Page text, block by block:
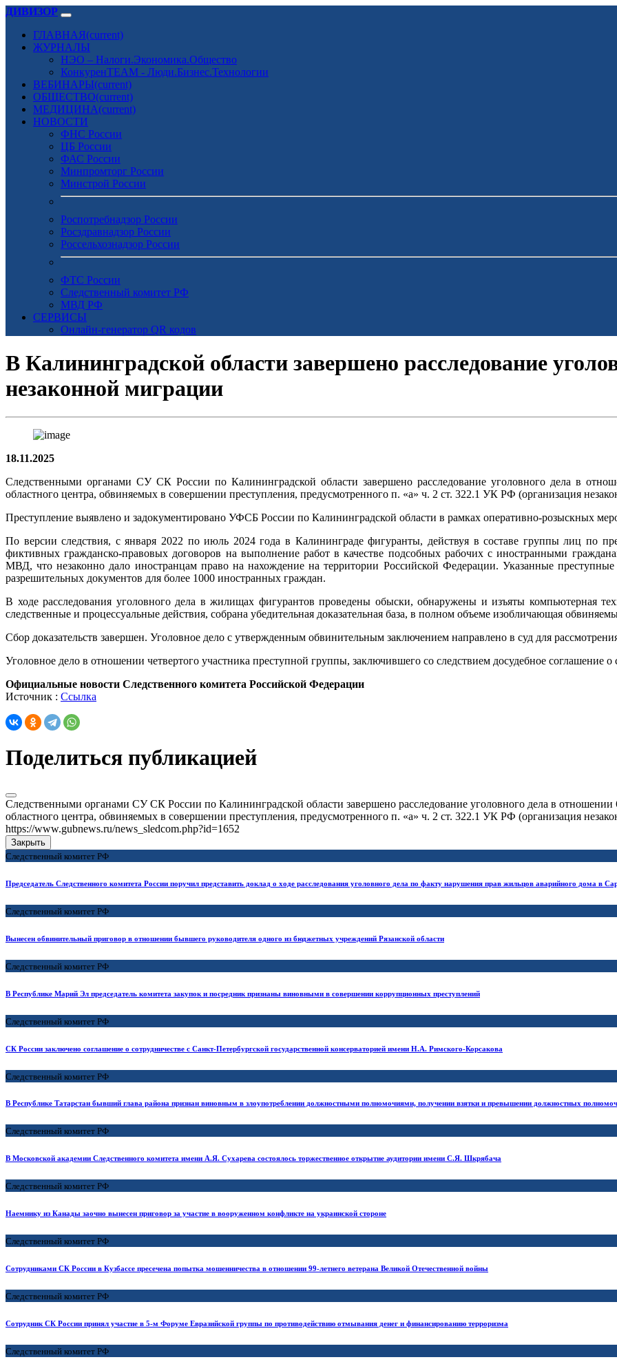
ДИВИЗОР
ГЛАВНАЯ(current)
ЖУРНАЛЫ
НЭО – Налоги.Экономика.Общество
КонкуренTEAM - Люди.Бизнес.Технологии
ВЕБИНАРЫ(current)
ОБЩЕСТВО(current)
МЕДИЦИНА(current)
НОВОСТИ
ФНС России
ЦБ России
ФАС России
Минпромторг России
Минстрой России
Роспотребнадзор России
Росздравнадзор России
Россельхознадзор России
ФТС России
Следственный комитет РФ
МВД РФ
СЕРВИСЫ
Онлайн-генератор QR кодов
В Калининградской области завершено расследование
незаконной миграции
18.11.2025
Следственными органами СУ СК России по Калининградской области завершено расследование уголовного дела в
областного центра, обвиняемых в совершении преступления, предусмотренного п. «а» ч. 2 ст. 322.1 УК РФ (организация
Преступление выявлено и задокументировано УФСБ России по Калининградской области в рамках оперативно-розыскных
По версии следствия, с января 2022 по июль 2024 года в Калининграде фигуранты, действуя в составе группы лиц по
фиктивных гражданско-правовых договоров на выполнение работ в качестве подсобных рабочих с иностранными
МВД, что незаконно дало иностранцам право на нахождение на территории Российской Федерации. Указанные
разрешительных документов для более 1000 иностранных граждан.
В ходе расследования уголовного дела в жилищах фигурантов проведены обыски, обнаружены и изъяты компьютерная
следственные и процессуальные действия, собрана убедительная доказательная база, в полном объеме изобличающая
Сбор доказательств завершен. Уголовное дело с утвержденным обвинительным заключением направлено в суд для
Уголовное дело в отношении четвертого участника преступной группы, заключившего со следствием досудебное соглашение о
Официальные новости Следственного комитета Российской Федерации
Источник : Ссылка
Поделиться публикацией
Следственными органами СУ СК России по Калининградской области завершено расследование уголовного дела в
областного центра, обвиняемых в совершении преступления, предусмотренного п. «а» ч. 2 ст. 322.1 УК РФ (организация
https://www.gubnews.ru/news_sledcom.php?id=1652
Закрыть
Следственный комитет РФ
Председатель Следственного комитета России поручил представить доклад о ходе расследования уголовного дела по факту нарушения прав жильцов аварийного дома в
Следственный комитет РФ
Вынесен обвинительный приговор в отношении бывшего руководителя одного из бюджетных учреждений Рязанской области
Следственный комитет РФ
В Республике Марий Эл председатель комитета закупок и посредник признаны виновными в совершении коррупционных преступлений
Следственный комитет РФ
СК России заключено соглашение о сотрудничестве с Санкт-Петербургской государственной консерваторией имени Н.А. Римского-Корсакова
Следственный комитет РФ
В Республике Татарстан бывший глава района признан виновным в злоупотреблении должностными полномочиями, получении взятки и превышении должностных
Следственный комитет РФ
В Московской академии Следственного комитета имени А.Я. Сухарева состоялось торжественное открытие аудитории имени С.Я. Шкрябача
Следственный комитет РФ
Наемнику из Канады заочно вынесен приговор за участие в вооруженном конфликте на украинской стороне
Следственный комитет РФ
Сотрудниками СК России в Кузбассе пресечена попытка мошенничества в отношении 99-летнего ветерана Великой Отечественной войны
Следственный комитет РФ
Сотрудник СК России принял участие в 5-м Форуме Евразийской группы по противодействию отмывания денег и финансированию терроризма
Следственный комитет РФ